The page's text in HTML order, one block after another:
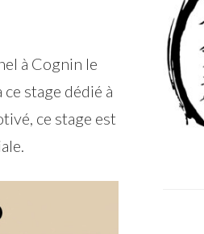
à Cognin le
stage dédié à
ce stage est